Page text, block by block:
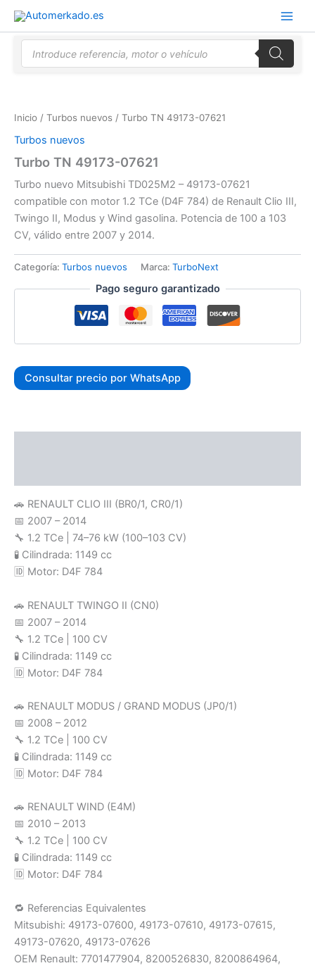
contenido
Búsqueda
Inicio / Turbos nuevos / Turbo TN 49173-07621
Turbos nuevos
Turbo TN 49173-07621
Turbo nuevo Mitsubishi TD025M2 – 49173-07621
compatible con motor 1.2 TCe (D4F 784) de Renault Clio III,
Twingo II, Modus y Wind gasolina. Potencia de 100 a 103
CV, válido entre 2007 y 2014.
Categoría: Turbos nuevos Marca: TurboNext
Pago seguro garantizado
Consultar precio por WhatsApp
🚗 RENAULT CLIO III (BR0/1, CR0/1)
📅 2007 – 2014
🔧 1.2 TCe | 74–76 kW (100–103 CV)
🧪 Cilindrada: 1149 cc
🆔 Motor: D4F 784
🚗 RENAULT TWINGO II (CN0)
📅 2007 – 2014
🔧 1.2 TCe | 100 CV
🧪 Cilindrada: 1149 cc
🆔 Motor: D4F 784
🚗 RENAULT MODUS / GRAND MODUS (JP0/1)
📅 2008 – 2012
🔧 1.2 TCe | 100 CV
🧪 Cilindrada: 1149 cc
🆔 Motor: D4F 784
🚗 RENAULT WIND (E4M)
📅 2010 – 2013
🔧 1.2 TCe | 100 CV
🧪 Cilindrada: 1149 cc
🆔 Motor: D4F 784
🔁 Referencias Equivalentes
Mitsubishi: 49173-07600, 49173-07610, 49173-07615,
49173-07620, 49173-07626
OEM Renault: 7701477904, 8200526830, 8200864964,